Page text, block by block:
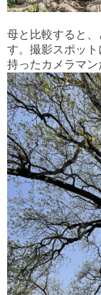
母と比較すると
す。撮影スポッ
持ったカメラマン